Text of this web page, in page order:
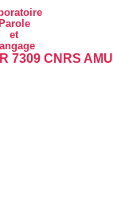
et
7309 CNRS AMU